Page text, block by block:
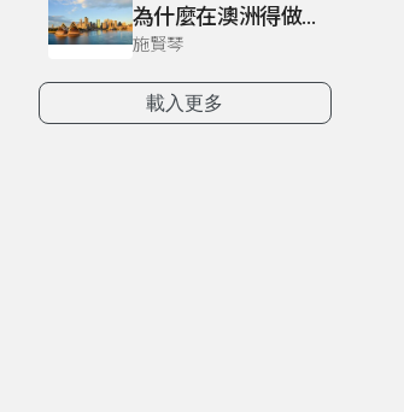
為什麼在澳洲得做好防曬措施？
施賢琴
載入更多